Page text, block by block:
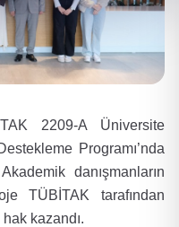
2209-A Üniversite
Programı’nda
danışmanların
TÜBİTAK tarafından
kazandı.